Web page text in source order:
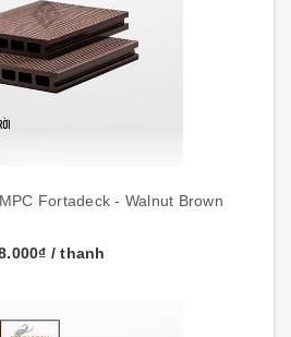
Fortadeck - Walnut Brown
/ thanh